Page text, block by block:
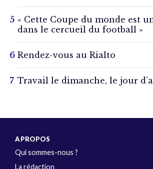
« Cette Coupe du monde est
dans le cercueil du football »
Rendez-vous au Rialto
Travail le dimanche, le jour
A PROPOS
Qui sommes-nous ?
La rédaction